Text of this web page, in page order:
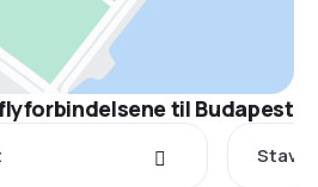
til Budapest